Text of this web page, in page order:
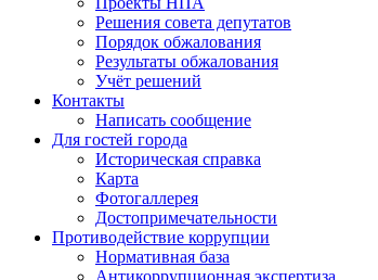
Решения совета депутатов
Порядок обжалования
Результаты обжалования
Учёт решений
Контакты
Написать сообщение
Для гостей города
Историческая справка
Карта
Фотогаллерея
Достопримечательности
Противодействие коррупции
Нормативная база